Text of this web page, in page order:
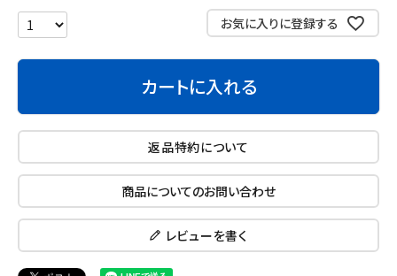
お気に入りに登録する
カートに入れる
返品特約について
商品についてのお問い合わせ
レビューを書く